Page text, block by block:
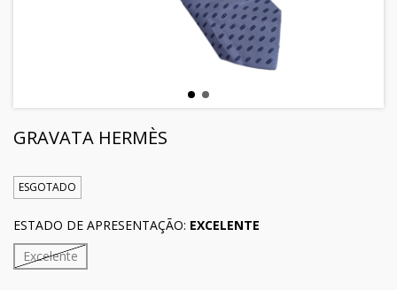
GRAVATA HERMÈS
ESGOTADO
ESTADO DE APRESENTAÇÃO: EXCELENTE
Excelente